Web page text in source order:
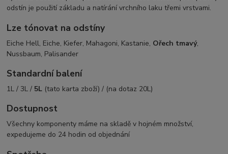
odstín je použití základu a natírání vrchního laku třemi vrstvami.
Lze tónovat na odstíny
Eiche Hell, Eiche, Kiefer, Mahagoni, Kastanie, Ořech tmavý,
Nussbaum, Palisander
Standardní balení
1L / 3L / 5L (tato karta zboží) / (na dotaz 20L)
Dostupnost
Všechny komponenty máme na skladě v hojném množství,
expedujeme do 24 hodin od objednání